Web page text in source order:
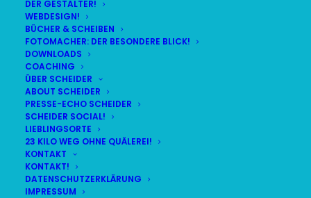
DER GESTALTER!
WEBDESIGN!
BÜCHER & SCHEIBEN
FOTOMACHER: DER BESONDERE BLICK!
DOWNLOADS
COACHING
ÜBER SCHEIDER
ABOUT SCHEIDER
PRESSE-ECHO SCHEIDER
SCHEIDER SOCIAL!
LIEBLINGSORTE
23 KILO WEG OHNE QUÄLEREI!
KONTAKT
KONTAKT!
DATENSCHUTZERKLÄRUNG
IMPRESSUM
DAS HIER HABE ICH GEFUNDEN: